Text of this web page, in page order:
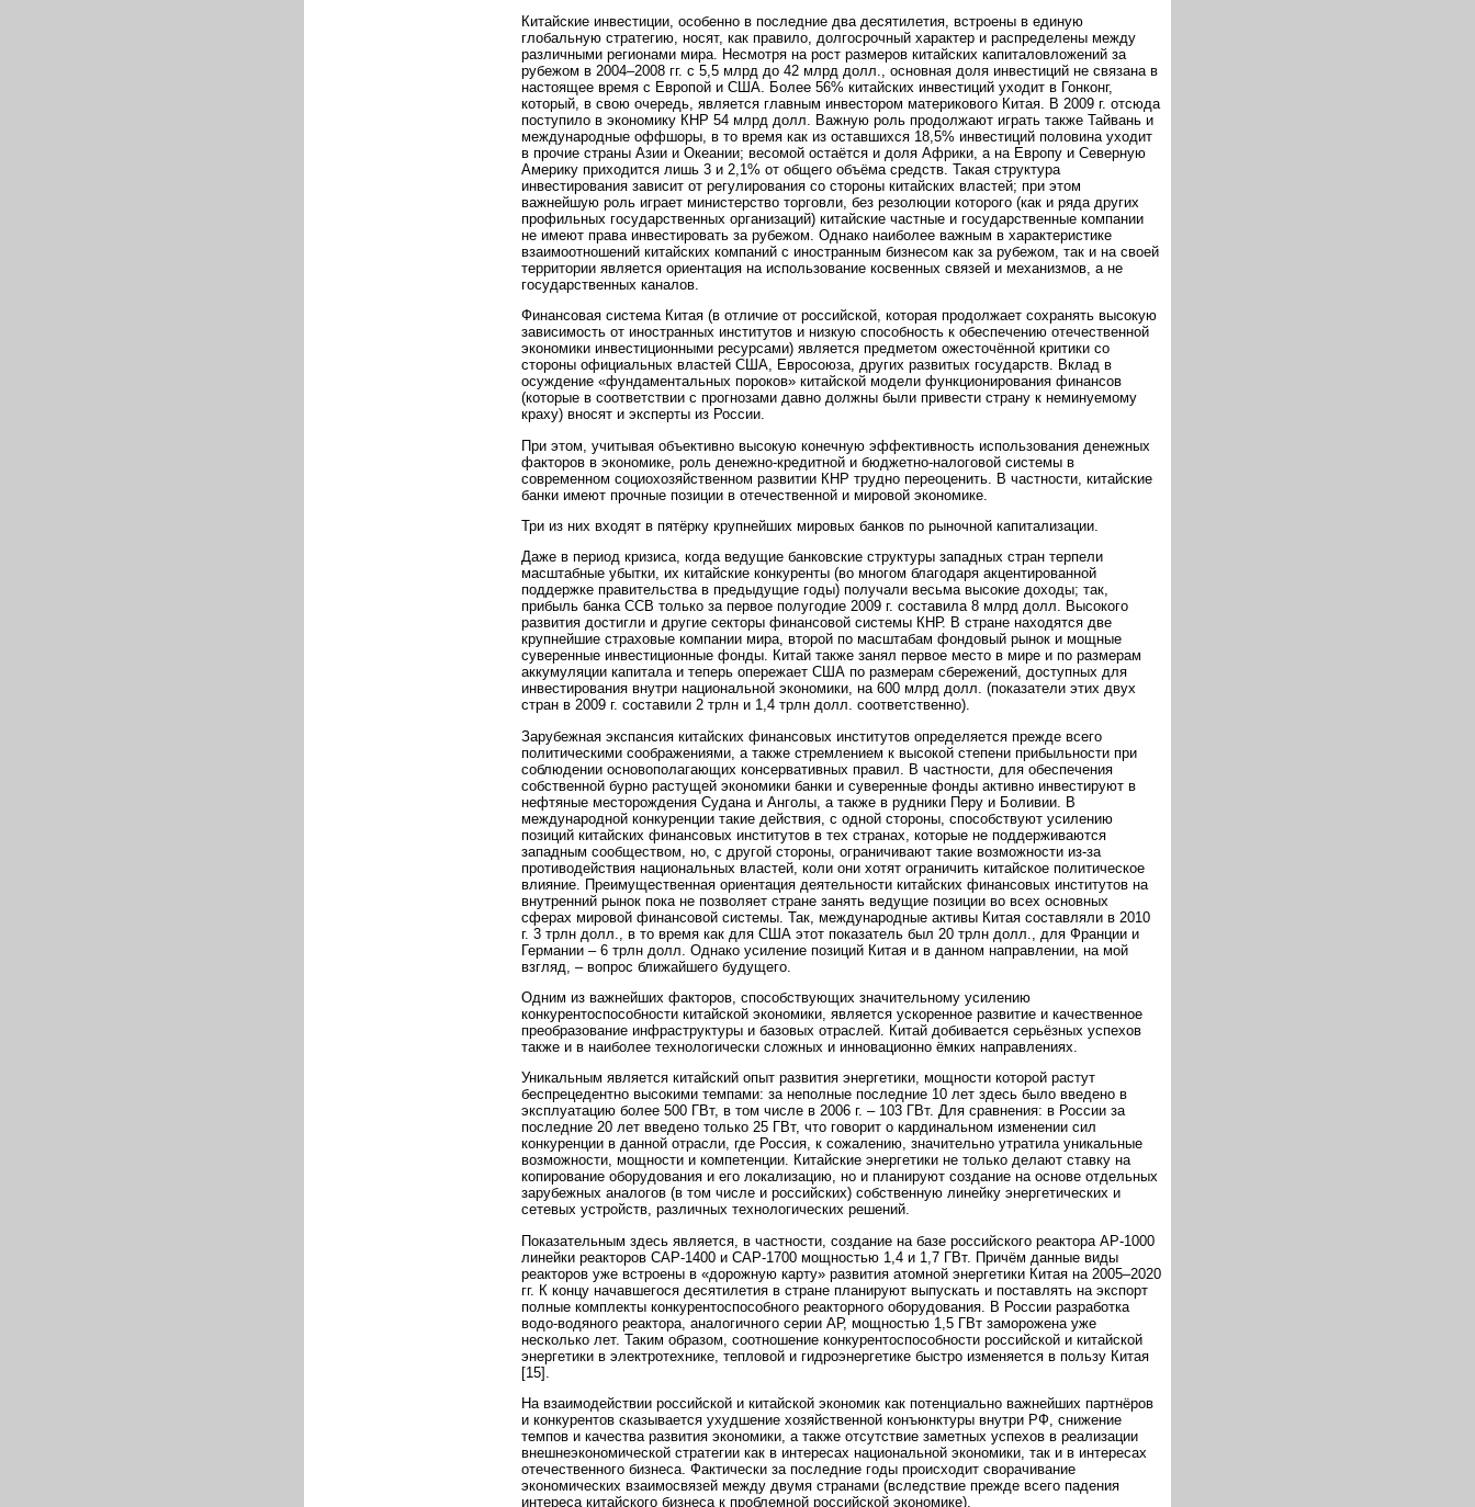
Китайские инвестиции, особенно в последние два десятилетия, встроены в единую
глобальную стратегию, носят, как правило, долгосрочный характер и распределены между
различными регионами мира. Несмотря на рост размеров китайских капиталовложений за
рубежом в 2004–2008 гг. с 5,5 млрд до 42 млрд долл., основная доля инвестиций не связана в
настоящее время с Европой и США. Более 56% китайских инвестиций уходит в Гонконг,
который, в свою очередь, является главным инвестором материкового Китая. В 2009 г. отсюда
поступило в экономику КНР 54 млрд долл. Важную роль продолжают играть также Тайвань и
международные оффшоры, в то время как из оставшихся 18,5% инвестиций половина уходит
в прочие страны Азии и Океании; весомой остаётся и доля Африки, а на Европу и Северную
Америку приходится лишь 3 и 2,1% от общего объёма средств. Такая структура
инвестирования зависит от регулирования со стороны китайских властей; при этом
важнейшую роль играет министерство торговли, без резолюции которого (как и ряда других
профильных государственных организаций) китайские частные и государственные компании
не имеют права инвестировать за рубежом. Однако наиболее важным в характеристике
взаимоотношений китайских компаний с иностранным бизнесом как за рубежом, так и на своей
территории является ориентация на использование косвенных связей и механизмов, а не
государственных каналов.
Финансовая система Китая (в отличие от российской, которая продолжает сохранять высокую
зависимость от иностранных институтов и низкую способность к обеспечению отечественной
экономики инвестиционными ресурсами) является предметом ожесточённой критики со
стороны официальных властей США, Евросоюза, других развитых государств. Вклад в
осуждение «фундаментальных пороков» китайской модели функционирования финансов
(которые в соответствии с прогнозами давно должны были привести страну к неминуемому
краху) вносят и эксперты из России.
При этом, учитывая объективно высокую конечную эффективность использования денежных
факторов в экономике, роль денежно-кредитной и бюджетно-налоговой системы в
современном социохозяйственном развитии КНР трудно переоценить. В частности, китайские
банки имеют прочные позиции в отечественной и мировой экономике.
Три из них входят в пятёрку крупнейших мировых банков по рыночной капитализации.
Даже в период кризиса, когда ведущие банковские структуры западных стран терпели
масштабные убытки, их китайские конкуренты (во многом благодаря акцентированной
поддержке правительства в предыдущие годы) получали весьма высокие доходы; так,
прибыль банка ССВ только за первое полугодие 2009 г. составила 8 млрд долл. Высокого
развития достигли и другие секторы финансовой системы КНР. В стране находятся две
крупнейшие страховые компании мира, второй по масштабам фондовый рынок и мощные
суверенные инвестиционные фонды. Китай также занял первое место в мире и по размерам
аккумуляции капитала и теперь опережает США по размерам сбережений, доступных для
инвестирования внутри национальной экономики, на 600 млрд долл. (показатели этих двух
стран в 2009 г. составили 2 трлн и 1,4 трлн долл. соответственно).
Зарубежная экспансия китайских финансовых институтов определяется прежде всего
политическими соображениями, а также стремлением к высокой степени прибыльности при
соблюдении основополагающих консервативных правил. В частности, для обеспечения
собственной бурно растущей экономики банки и суверенные фонды активно инвестируют в
нефтяные месторождения Судана и Анголы, а также в рудники Перу и Боливии. В
международной конкуренции такие действия, с одной стороны, способствуют усилению
позиций китайских финансовых институтов в тех странах, которые не поддерживаются
западным сообществом, но, с другой стороны, ограничивают такие возможности из-за
противодействия национальных властей, коли они хотят ограничить китайское политическое
влияние. Преимущественная ориентация деятельности китайских финансовых институтов на
внутренний рынок пока не позволяет стране занять ведущие позиции во всех основных
сферах мировой финансовой системы. Так, международные активы Китая составляли в 2010
г. 3 трлн долл., в то время как для США этот показатель был 20 трлн долл., для Франции и
Германии – 6 трлн долл. Однако усиление позиций Китая и в данном направлении, на мой
взгляд, – вопрос ближайшего будущего.
Одним из важнейших факторов, способствующих значительному усилению
конкурентоспособности китайской экономики, является ускоренное развитие и качественное
преобразование инфраструктуры и базовых отраслей. Китай добивается серьёзных успехов
также и в наиболее технологически сложных и инновационно ёмких направлениях.
Уникальным является китайский опыт развития энергетики, мощности которой растут
беспрецедентно высокими темпами: за неполные последние 10 лет здесь было введено в
эксплуатацию более 500 ГВт, в том числе в 2006 г. – 103 ГВт. Для сравнения: в России за
последние 20 лет введено только 25 ГВт, что говорит о кардинальном изменении сил
конкуренции в данной отрасли, где Россия, к сожалению, значительно утратила уникальные
возможности, мощности и компетенции. Китайские энергетики не только делают ставку на
копирование оборудования и его локализацию, но и планируют создание на основе отдельных
зарубежных аналогов (в том числе и российских) собственную линейку энергетических и
сетевых устройств, различных технологических решений.
Показательным здесь является, в частности, создание на базе российского реактора АР-1000
линейки реакторов САР-1400 и САР-1700 мощностью 1,4 и 1,7 ГВт. Причём данные виды
реакторов уже встроены в «дорожную карту» развития атомной энергетики Китая на 2005–2020
гг. К концу начавшегося десятилетия в стране планируют выпускать и поставлять на экспорт
полные комплекты конкурентоспособного реакторного оборудования. В России разработка
водо-водяного реактора, аналогичного серии АР, мощностью 1,5 ГВт заморожена уже
несколько лет. Таким образом, соотношение конкурентоспособности российской и китайской
энергетики в электротехнике, тепловой и гидроэнергетике быстро изменяется в пользу Китая
[15].
На взаимодействии российской и китайской экономик как потенциально важнейших партнёров
и конкурентов сказывается ухудшение хозяйственной конъюнктуры внутри РФ, снижение
темпов и качества развития экономики, а также отсутствие заметных успехов в реализации
внешнеэкономической стратегии как в интересах национальной экономики, так и в интересах
отечественного бизнеса. Фактически за последние годы происходит сворачивание
экономических взаимосвязей между двумя странами (вследствие прежде всего падения
интереса китайского бизнеса к проблемной российской экономике).